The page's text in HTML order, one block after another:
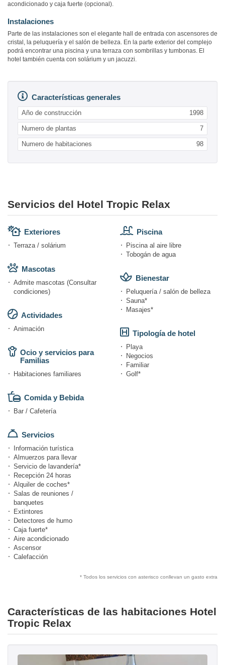
acondicionado y caja fuerte (opcional).
Instalaciones
Parte de las instalaciones son el elegante hall de entrada con ascensores de
cristal, la peluquería y el salón de belleza. En la parte exterior del complejo
podrá encontrar una piscina y una terraza con sombrillas y tumbonas. El
hotel también cuenta con solárium y un jacuzzi.
Características generales
Año de construcción 1998
Numero de plantas 7
Numero de habitaciones 98
Servicios del Hotel Tropic Relax
Exteriores
Terraza / solárium
Mascotas
Admite mascotas (Consultar
condiciones)
Actividades
Animación
Ocio y servicios para
Familias
Habitaciones familiares
Comida y Bebida
Bar / Cafetería
Servicios
Información turística
Almuerzos para llevar
Servicio de lavandería*
Recepción 24 horas
Alquiler de coches*
Salas de reuniones /
banquetes
Extintores
Detectores de humo
Caja fuerte*
Aire acondicionado
Ascensor
Calefacción
Piscina
Piscina al aire libre
Tobogán de agua
Bienestar
Peluquería / salón de belleza
Sauna*
Masajes*
Tipología de hotel
Playa
Negocios
Familiar
Golf*
* Todos los servicios con asterisco conllevan un gasto extra
Características de las habitaciones Hotel
Tropic Relax